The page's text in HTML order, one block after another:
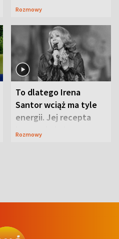
Rozmowy
To dlatego Irena
Santor wciąż ma tyle
energii. Jej recepta
jest zaskakująco
Rozmowy